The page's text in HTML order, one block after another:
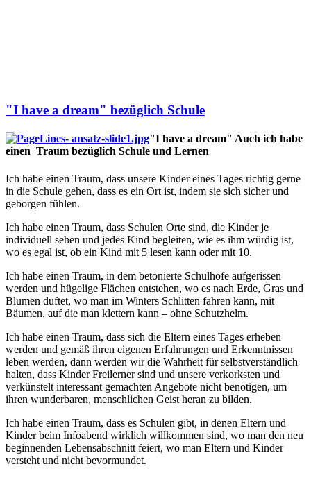
"I have a dream" bezüglich Schule
"I have a dream" Auch ich habe
einen Traum bezüglich Schule und Lernen
Ich habe einen Traum, dass unsere Kinder eines Tages richtig gerne
in die Schule gehen, dass es ein Ort ist, indem sie sich sicher und
geborgen fühlen.
Ich habe einen Traum, dass Schulen Orte sind, die Kinder je
individuell sehen und jedes Kind begleiten, wie es ihm würdig ist,
wo es egal ist, ob ein Kind mit 5 lesen kann oder mit 10.
Ich habe einen Traum, in dem betonierte Schulhöfe aufgerissen
werden und hügelige Flächen entstehen, wo es nach Erde, Gras und
Blumen duftet, wo man im Winters Schlitten fahren kann, mit
Bäumen, auf die man klettern kann – ohne Schutzhelm.
Ich habe einen Traum, dass sich die Eltern eines Tages erheben
werden und gemäß ihren eigenen Erfahrungen und Erkenntnissen
leben werden, dann werden wir die Wahrheit für selbstverständlich
halten, dass Kinder Freilerner sind und unsere verkorksten und
verkünstelt interessant gemachten Angebote nicht benötigen, um
ihren wunderbaren, menschlichen Geist heran zu bilden.
Ich habe einen Traum, dass es Schulen gibt, in denen Eltern und
Kinder beim Infoabend wirklich willkommen sind, wo man den neu
beginnenden Lebensabschnitt feiert, wo man Eltern und Kinder
versteht und nicht bevormundet.